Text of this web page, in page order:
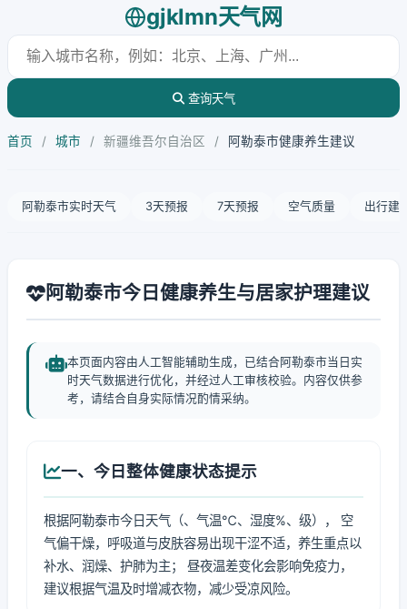
gjklmn天气网
查询天气
首页 / 城市 / 新疆维吾尔自治区 / 阿勒泰市健康养生建议
阿勒泰市实时天气 3天预报 7天预报 空气质量 出行建
阿勒泰市今日健康养生与居家护理建议
本页面内容由人工智能辅助生成，已结合阿勒泰市当日实
时天气数据进行优化，并经过人工审核校验。内容仅供参
考，请结合自身实际情况酌情采纳。
一、今日整体健康状态提示
根据阿勒泰市今日天气（、气温℃、湿度%、级）， 空
气偏干燥，呼吸道与皮肤容易出现干涩不适，养生重点以
补水、润燥、护肺为主； 昼夜温差变化会影响免疫力，
建议根据气温及时增减衣物，减少受凉风险。